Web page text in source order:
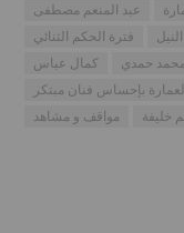
عبد المنعم مصطفى
فترة الحكم الثنائي
كمال عباس
محمد حمدي
بإحساس فنان مبتكر
مواقف و مشاهد
خليفة